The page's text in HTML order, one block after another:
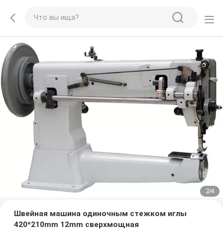
2/4
Швейная машина одиночным стежком иглы
420*210mm 12mm сверхмощная